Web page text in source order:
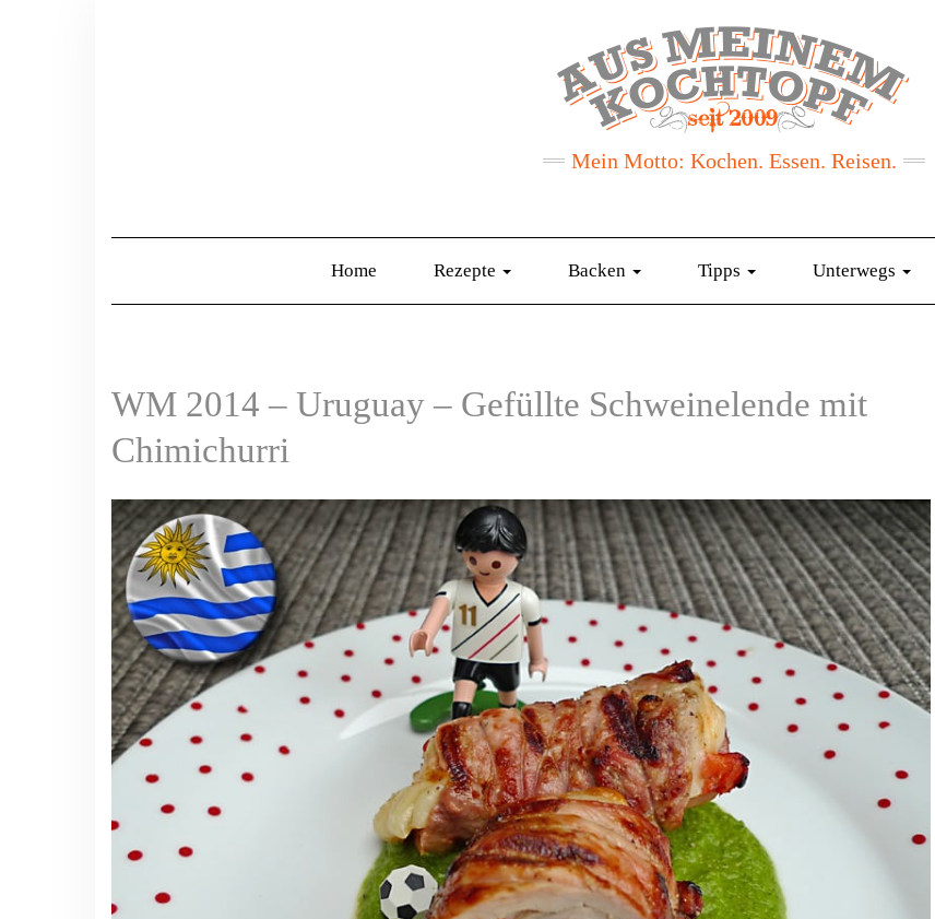
Mein Motto: Kochen. Essen. Reisen.
Home Rezepte Backen Tipps Unterwegs
WM 2014 – Uruguay – Gefüllte Schweinelende mit
Chimichurri